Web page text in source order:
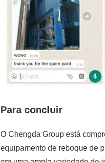
Para concluir
O Chengda Group está
equipamento de reboque de